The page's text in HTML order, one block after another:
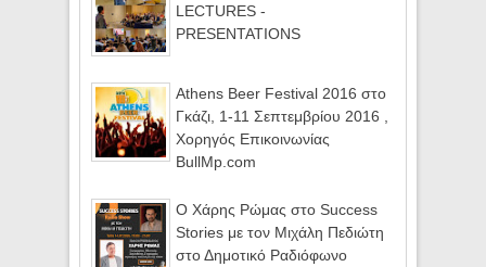
LECTURES -
PRESENTATIONS
Athens Beer Festival 2016 στο
Γκάζι, 1-11 Σεπτεμβρίου 2016 ,
Χορηγός Επικοινωνίας
BullMp.com
Ο Χάρης Ρώμας στο Success
Stories με τον Μιχάλη Πεδιώτη
στο Δημοτικό Ραδιόφωνο